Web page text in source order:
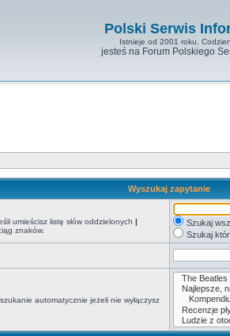
Polski Serwis
Istnieje od 2001 roku.
jesteś na Forum Polskiego
Wyszukaj zapytanie
umieścisz listę słów oddzielonych |
znaków.
Szukaj
Szukaj
automatycznie jeżeli nie wyłączysz